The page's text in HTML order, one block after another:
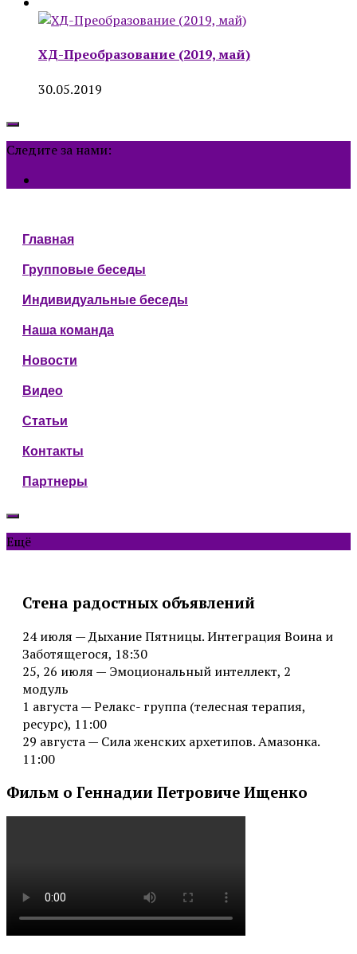
ХД-Преобразование (2019, май)
30.05.2019
Следите за нами:
Главная
Групповые беседы
Индивидуальные беседы
Наша команда
Новости
Видео
Статьи
Контакты
Партнеры
Ещё
Стена радостных объявлений
24 июля — Дыхание Пятницы. Интеграция Воина и
Заботящегося, 18:30
25, 26 июля — Эмоциональный интеллект, 2
модуль
1 августа — Релакс- группа (телесная терапия,
ресурс), 11:00
29 августа — Сила женских архетипов. Амазонка.
11:00
Фильм о Геннадии Петровиче Ищенко